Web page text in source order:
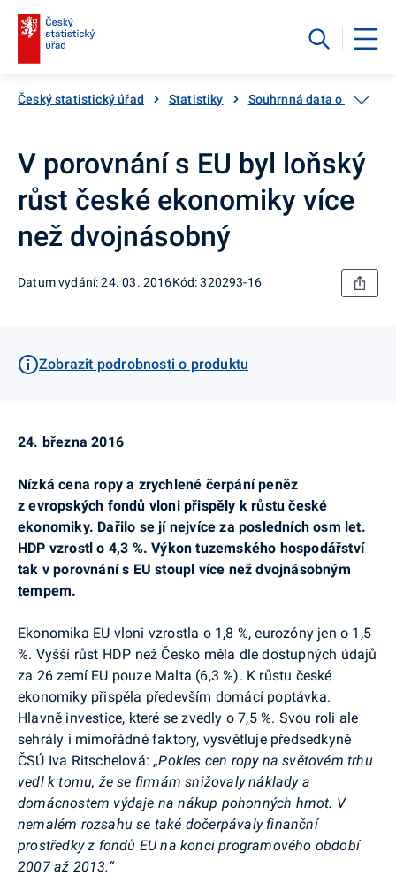
Český statistický úřad Statistiky Souhrnná data o Česku
V porovnání s EU byl loňský
růst české ekonomiky více
než dvojnásobný
Datum vydání: 24. 03. 2016Kód: 320293-16
Zobrazit podrobnosti o produktu
24. března 2016
Nízká cena ropy a zrychlené čerpání peněz
z evropských fondů vloni přispěly k růstu české
ekonomiky. Dařilo se jí nejvíce za posledních osm let.
HDP vzrostl o 4,3 %. Výkon tuzemského hospodářství
tak v porovnání s EU stoupl více než dvojnásobným
tempem.
Ekonomika EU vloni vzrostla o 1,8 %,eurozóny jen o 1,5
%. Vyšší růst HDP než Česko měla dle dostupných údajů
za 26 zemí EU pouze Malta (6,3 %). K růstu české
ekonomiky přispěla především domácí poptávka.
Hlavně investice, které se zvedly o 7,5 %. Svou roli ale
sehrály i mimořádné faktory, vysvětluje předsedkyně
ČSÚ Iva Ritschelová: „Pokles cen ropy na světovém trhu
vedl k tomu, že se firmám snižovaly náklady a
domácnostem výdaje na nákup pohonných hmot. V
nemalém rozsahu se také dočerpávaly finanční
prostředky z fondů EU na konci programového období
2007 až 2013.“